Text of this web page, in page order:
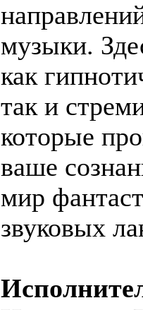
музыки.
как
так и
которые
ваше
мир
звуковых